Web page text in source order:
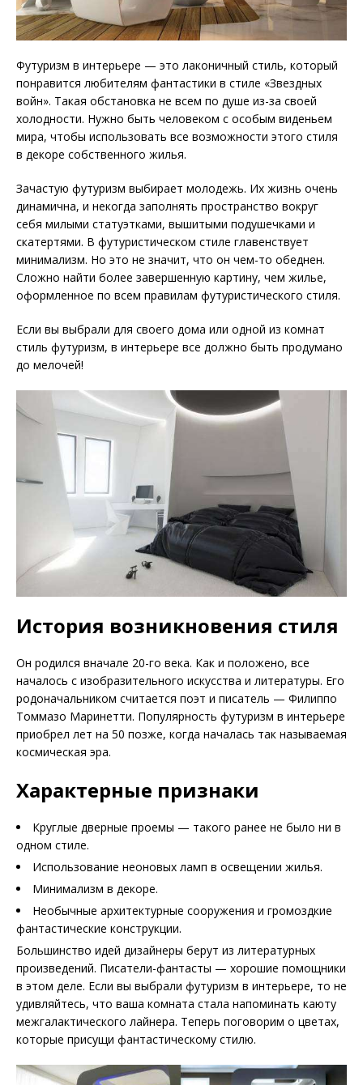
Футуризм в интерьере — это лаконичный стиль, который
понравится любителям фантастики в стиле «Звездных
войн». Такая обстановка не всем по душе из-за своей
холодности. Нужно быть человеком с особым виденьем
мира, чтобы использовать все возможности этого стиля
в декоре собственного жилья.
Зачастую футуризм выбирает молодежь. Их жизнь очень
динамична, и некогда заполнять пространство вокруг
себя милыми статуэтками, вышитыми подушечками и
скатертями. В футуристическом стиле главенствует
минимализм. Но это не значит, что он чем-то обеднен.
Сложно найти более завершенную картину, чем жилье,
оформленное по всем правилам футуристического стиля.
Если вы выбрали для своего дома или одной из комнат
стиль футуризм, в интерьере все должно быть продумано
до мелочей!
История возникновения стиля
Он родился вначале 20-го века. Как и положено, все
началось с изобразительного искусства и литературы. Его
родоначальником считается поэт и писатель — Филиппо
Томмазо Маринетти. Популярность футуризм в интерьере
приобрел лет на 50 позже, когда началась так называемая
космическая эра.
Характерные признаки
Круглые дверные проемы — такого ранее не было ни в
одном стиле.
Использование неоновых ламп в освещении жилья.
Минимализм в декоре.
Необычные архитектурные сооружения и громоздкие
фантастические конструкции.
Большинство идей дизайнеры берут из литературных
произведений. Писатели-фантасты — хорошие помощники
в этом деле. Если вы выбрали футуризм в интерьере, то не
удивляйтесь, что ваша комната стала напоминать каюту
межгалактического лайнера. Теперь поговорим о цветах,
которые присущи фантастическому стилю.